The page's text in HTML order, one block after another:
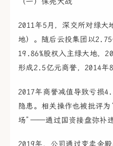
2011年5月，深交所对绿大
地）。随后云投集团以
19.86%股权入主绿大地，
形成2.5亿元商誉，2014年
2017年商誉减值导致亏损
隐患。相关操作也被批评
场”——通过国资接盘弥补违
2019年，公司通过变卖金